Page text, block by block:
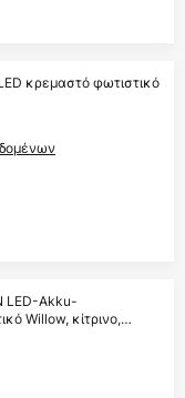
κρεμαστό φωτιστικό
LED-Akku-
Willow, κίτρινο,